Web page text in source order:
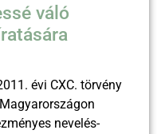
váló
évi CXC. törvény
nevelés-